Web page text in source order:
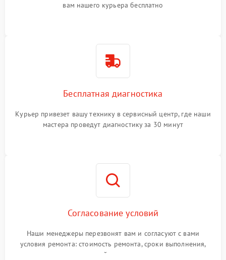
вам нашего курьера бесплатно
Бесплатная диагностика
Курьер привезет вашу технику в сервисный центр, где наши
мастера проведут диагностику за 30 минут
Согласование условий
Наши менеджеры перезвонят вам и согласуют с вами
условия ремонта: стоимость ремонта, сроки выполнения,
гарантийные условия